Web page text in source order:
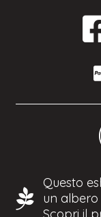
Questo
un
Scopri il